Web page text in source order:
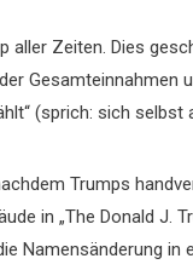
Zeiten. Dies
Gesamteinnahmen
(sprich: sich selbst
Trumps
in „The Donald J.
Namensänderung